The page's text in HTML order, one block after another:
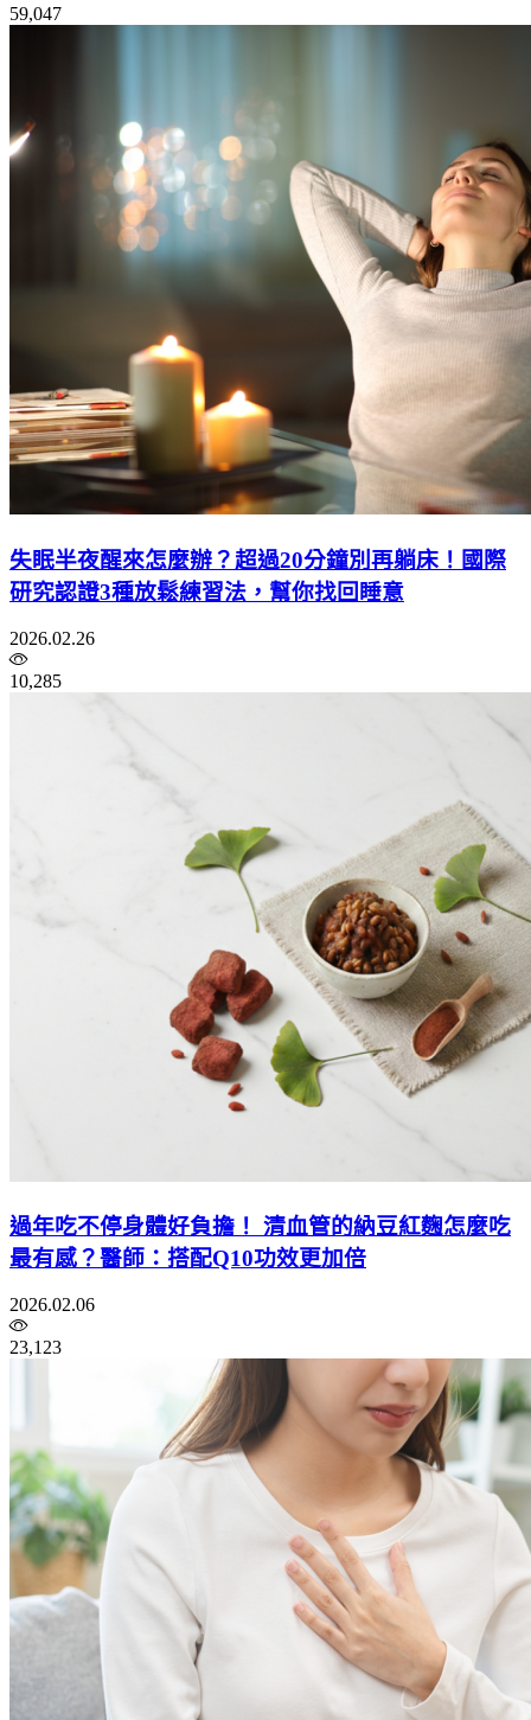
59,047
失眠半夜醒來怎麼辦？超過20分鐘別再躺床！國際
研究認證3種放鬆練習法，幫你找回睡意
2026.02.26
10,285
過年吃不停身體好負擔！ 清血管的納豆紅麴怎麼吃
最有感？醫師：搭配Q10功效更加倍
2026.02.06
23,123